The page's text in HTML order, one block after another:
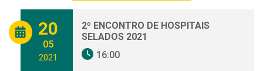
20
05
2021
2º ENCONTRO DE HOSPITAIS
SELADOS 2021
16:00